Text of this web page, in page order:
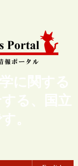
に関する
る、国立
。